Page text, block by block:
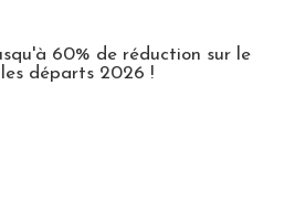
60% de réduction sur le
départs 2026 !